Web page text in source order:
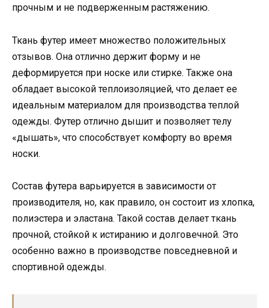
прочным и не подверженным растяжению.
Ткань футер имеет множество положительных
отзывов. Она отлично держит форму и не
деформируется при носке или стирке. Также она
обладает высокой теплоизоляцией, что делает ее
идеальным материалом для производства теплой
одежды. Футер отлично дышит и позволяет телу
«дышать», что способствует комфорту во время
носки.
Состав футера варьируется в зависимости от
производителя, но, как правило, он состоит из хлопка,
полиэстера и эластана. Такой состав делает ткань
прочной, стойкой к истиранию и долговечной. Это
особенно важно в производстве повседневной и
спортивной одежды.